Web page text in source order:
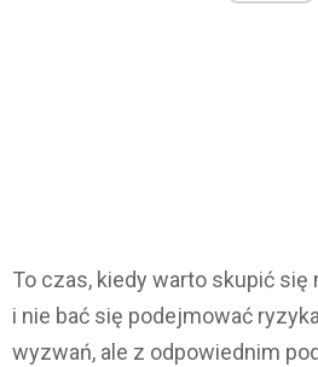
To czas, kiedy warto skupić
i nie bać się podejmować
wyzwań, ale z odpowiednim